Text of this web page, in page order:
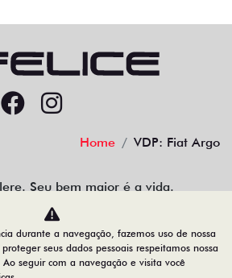
Home VDP: Fiat Argo
Seu bem maior é a vida.
durante a navegação, fazemos uso de nossa
seus dados pessoais respeitamos nossa
Ao seguir com a navegação e visita você